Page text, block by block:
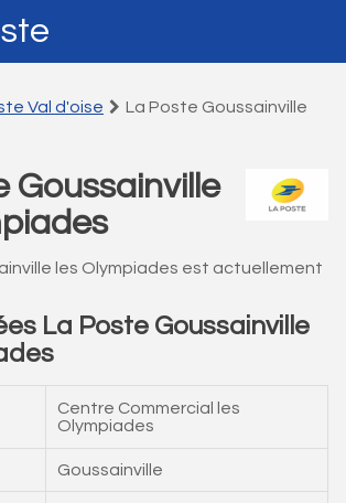
Val d'oise
La Poste Goussainville
Goussainville
les Olympiades est actuellement
La Poste Goussainville
Centre Commercial les
Olympiades
Goussainville